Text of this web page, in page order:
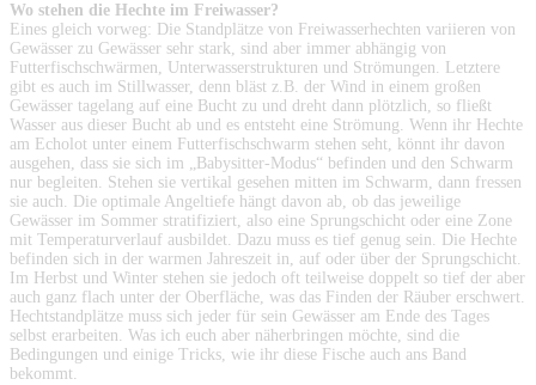
Wo stehen die Hechte im Freiwasser?
Eines gleich vorweg: Die Standplätze von Freiwasserhechten variieren von
Gewässer zu Gewässer sehr stark, sind aber immer abhängig von
Futterfischschwärmen, Unterwasserstrukturen und Strömungen. Letztere
gibt es auch im Stillwasser, denn bläst z.B. der Wind in einem großen
Gewässer tagelang auf eine Bucht zu und dreht dann plötzlich, so fließt
Wasser aus dieser Bucht ab und es entsteht eine Strömung. Wenn ihr Hechte
am Echolot unter einem Futterfischschwarm stehen seht, könnt ihr davon
ausgehen, dass sie sich im „Babysitter-Modus“ befinden und den Schwarm
nur begleiten. Stehen sie vertikal gesehen mitten im Schwarm, dann fressen
sie auch. Die optimale Angeltiefe hängt davon ab, ob das jeweilige
Gewässer im Sommer stratifiziert, also eine Sprungschicht oder eine Zone
mit Temperaturverlauf ausbildet. Dazu muss es tief genug sein. Die Hechte
befinden sich in der warmen Jahreszeit in, auf oder über der Sprungschicht.
Im Herbst und Winter stehen sie jedoch oft teilweise doppelt so tief der aber
auch ganz flach unter der Oberfläche, was das Finden der Räuber erschwert.
Hechtstandplätze muss sich jeder für sein Gewässer am Ende des Tages
selbst erarbeiten. Was ich euch aber näherbringen möchte, sind die
Bedingungen und einige Tricks, wie ihr diese Fische auch ans Band
bekommt.